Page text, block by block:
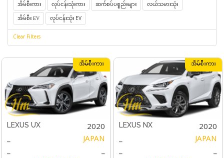
အိမ်စီးကား လုပ်ငန်းသုံးကား ဆက်စပ်ပစ္စည်းများ လယ်သမားသုံး
အိမ်စီး EV လုပ်ငန်းသုံး EV
Clear Filters
အိမ်စီးကား
LEXUS UX 2020
_ JAPAN
_ _
အိမ်စီးကား
LEXUS NX 2020
_ JAPAN
_ _